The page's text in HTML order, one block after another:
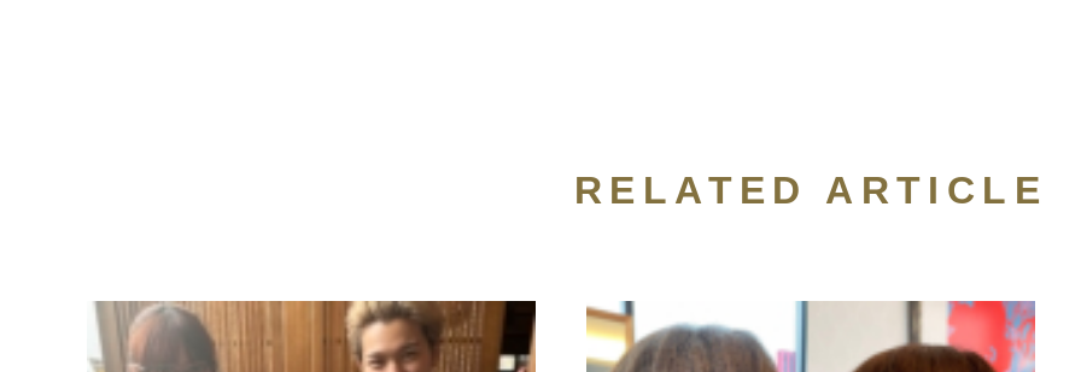
RELATED ARTICLE